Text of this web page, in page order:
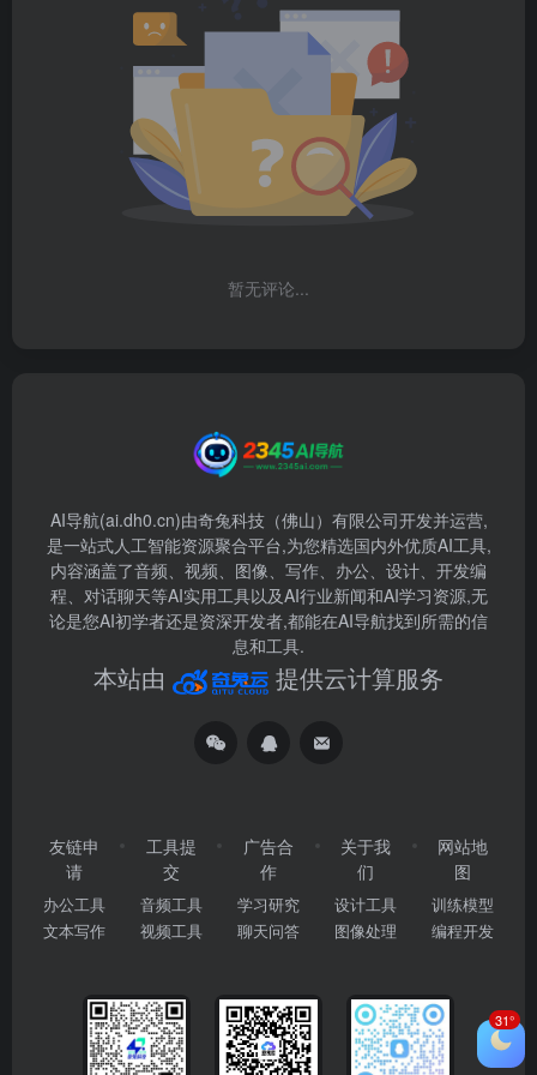
暂无评论...
AI导航(ai.dh0.cn)由奇兔科技（佛山）有限公司开发并运营,
是一站式人工智能资源聚合平台,为您精选国内外优质AI工具,
内容涵盖了音频、视频、图像、写作、办公、设计、开发编
程、对话聊天等AI实用工具以及AI行业新闻和AI学习资源,无
论是您AI初学者还是资深开发者,都能在AI导航找到所需的信
息和工具.
本站由 提供云计算服务
友链申
请
办公工具
文本写作
工具提
交
音频工具
视频工具
广告合
作
学习研究
聊天问答
关于我
们
设计工具
图像处理
网站地
图
训练模型
编程开发
31°